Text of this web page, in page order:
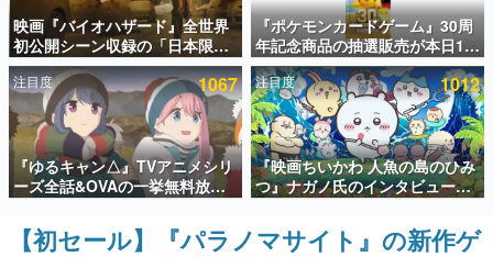
アプリセール情報
インタビュー
連載・特集一覧
殿堂入り記事
SNS拡散数が数千以上！ ページビュー数万以上！ などな
ど。多くの人々に読まれた、電ファミ渾身の“殿堂入り”記
事をまとめました。
ゲームの企画書
名作ゲームクリエイターの方々に製作時のエピソードをお
映画『バイオハザード』全世界
初公開シーン収録の「日本限
定」予告映像が解禁。バイオの
日（8月10日）にあわせて、
「ラクーンシティ総合病院」へ
行く配達人の姿が披露
『ポケモンカードゲーム』30周
年記念商品の抽選販売が本日12
時より開始。拡張パック「30th
CELEBRATION」のボックス
に、「プレミアムデッキセット
エーフィ・ブラッキー」
「FUTURISTIC BOX」の計3商
品
注目度 1067
『ゆるキャン△』TVアニメシリ
ーズ全話&OVAの一挙無料放送
がABEMAで開催決定。8月11日
「山の日」の午前0時から実施
注目度 1012
『映画ちいかわ 人魚の島のひみ
つ』ナガノ氏のインタビューが
解禁。もしまた映画をやれるな
ら「島二郎とオデが取っ組み合
いの喧嘩をする話」にしたいと
【初セール】『パラノマサイト』の新作ゲ